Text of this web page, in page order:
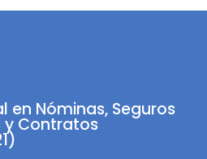
en Nóminas, Seguros
y Contratos